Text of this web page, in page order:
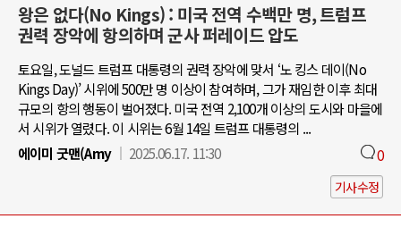
왕은 없다(No Kings) : 미국 전역 수백만 명, 트럼프
권력 장악에 항의하며 군사 퍼레이드 압도
토요일, 도널드 트럼프 대통령의 권력 장악에 맞서 ‘노 킹스 데이(No
Kings Day)’ 시위에 500만 명 이상이 참여하며, 그가 재임한 이후 최대
규모의 항의 행동이 벌어졌다. 미국 전역 2,100개 이상의 도시와 마을에
서 시위가 열렸다. 이 시위는 6월 14일 트럼프 대통령의 ...
에이미 굿맨(Amy
2025.06.17. 11:30 0
기사수정